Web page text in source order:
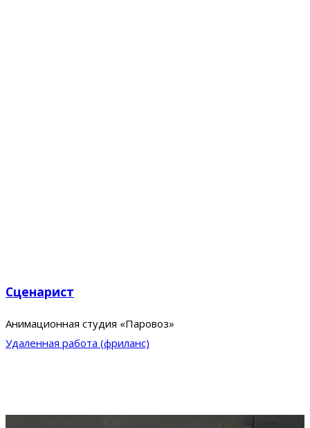
Сценарист
Анимационная студия «Паровоз»
Удаленная работа (фриланс)